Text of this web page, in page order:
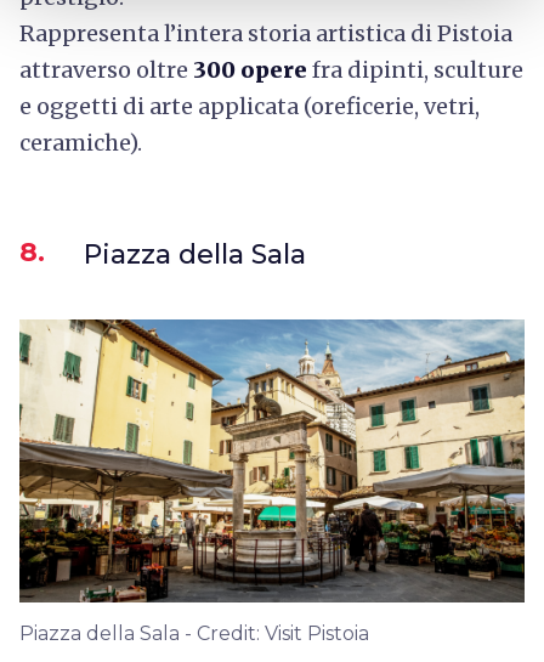
Rappresenta l’intera storia artistica di Pistoia
attraverso oltre 300 opere fra dipinti, sculture
e oggetti di arte applicata (oreficerie, vetri,
ceramiche).
8. Piazza della Sala
Piazza della Sala - Credit: Visit Pistoia